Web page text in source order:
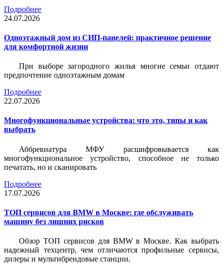
Подробнее
24.07.2026
Одноэтажный дом из СИП-панелей: практичное решение
для комфортной жизни
При выборе загородного жилья многие семьи отдают
предпочтение одноэтажным домам
Подробнее
22.07.2026
Многофункциональные устройства: что это, типы и как
выбрать
Аббревиатура МФУ расшифровывается как
многофункциональное устройство, способное не только
печатать, но и сканировать
Подробнее
17.07.2026
ТОП сервисов для BMW в Москве: где обслуживать
машину без лишних рисков
Обзор ТОП сервисов для BMW в Москве. Как выбрать
надежный техцентр, чем отличаются профильные сервисы,
дилеры и мультибрендовые станции.